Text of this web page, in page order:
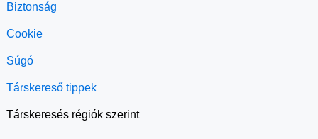
Biztonság
Cookie
Súgó
Társkereső tippek
Társkeresés régiók szerint